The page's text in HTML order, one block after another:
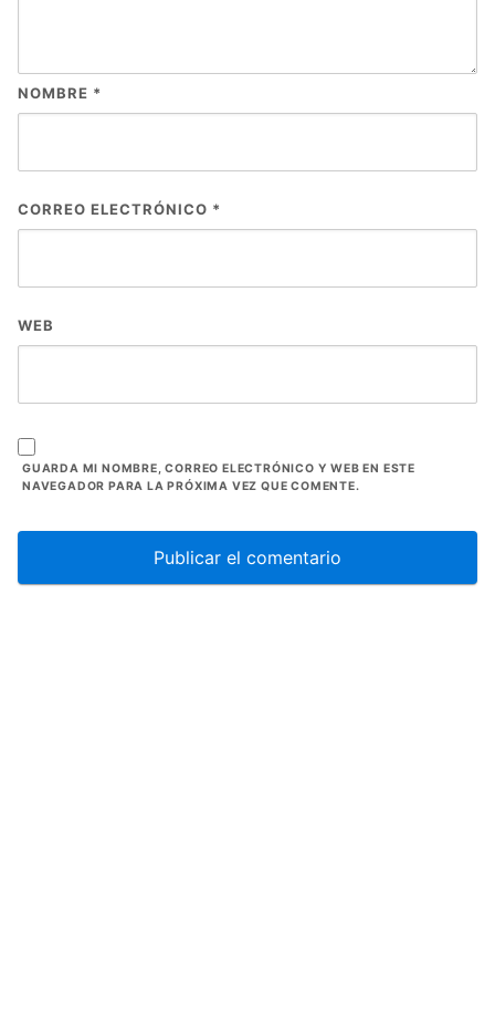
NOMBRE *
CORREO ELECTRÓNICO *
WEB
GUARDA MI NOMBRE, CORREO ELECTRÓNICO Y WEB EN ESTE
NAVEGADOR PARA LA PRÓXIMA VEZ QUE COMENTE.